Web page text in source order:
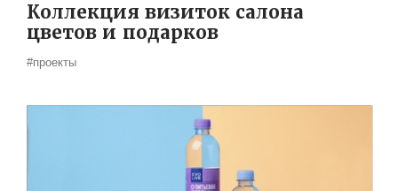
Коллекция визиток салона
цветов и подарков
#проекты